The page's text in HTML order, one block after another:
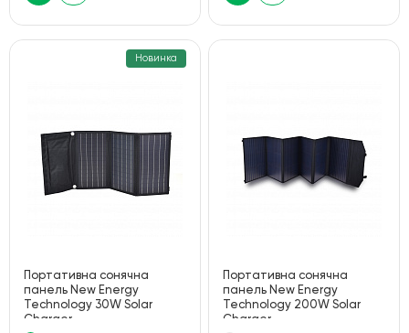
Новинка
Портативна сонячна
панель New Energy
Technology 30W Solar
Charger
Портативна сонячна
панель New Energy
Technology 200W Solar
Charger